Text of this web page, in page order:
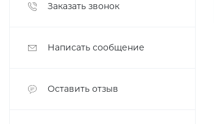
Заказать звонок
Написать сообщение
Оставить отзыв